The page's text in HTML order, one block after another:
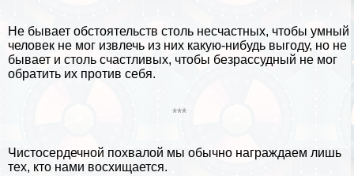
Не бывает обстоятельств столь несчастных, чтобы умный
человек не мог извлечь из них какую-нибудь выгоду, но не
бывает и столь счастливых, чтобы безрассудный не мог
обратить их против себя.
***
Чистосердечной похвалой мы обычно награждаем лишь
тех, кто нами восхищается.